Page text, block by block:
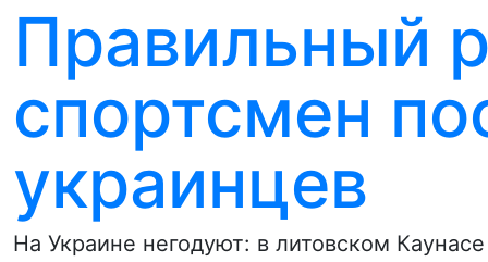
Правильный
спортсмен
украинцев
На Украине негодуют: в литовском